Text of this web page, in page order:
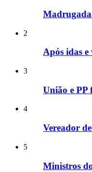
Madrugada
2
Após idas
3
União e PP
4
Vereador
5
Ministros